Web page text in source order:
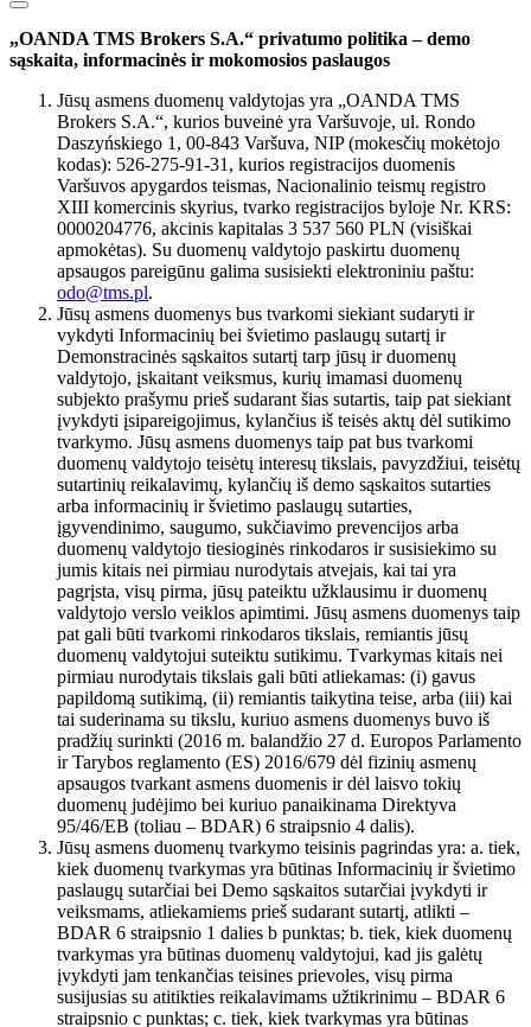
„OANDA TMS Brokers S.A.“ privatumo politika – demo
sąskaita, informacinės ir mokomosios paslaugos
Jūsų asmens duomenų valdytojas yra „OANDA TMS
Brokers S.A.“, kurios buveinė yra Varšuvoje, ul. Rondo
Daszyńskiego 1, 00-843 Varšuva, NIP (mokesčių mokėtojo
kodas): 526-275-91-31, kurios registracijos duomenis
Varšuvos apygardos teismas, Nacionalinio teismų registro
XIII komercinis skyrius, tvarko registracijos byloje Nr. KRS:
0000204776, akcinis kapitalas 3 537 560 PLN (visiškai
apmokėtas). Su duomenų valdytojo paskirtu duomenų
apsaugos pareigūnu galima susisiekti elektroniniu paštu:
odo@tms.pl.
Jūsų asmens duomenys bus tvarkomi siekiant sudaryti ir
vykdyti Informacinių bei švietimo paslaugų sutartį ir
Demonstracinės sąskaitos sutartį tarp jūsų ir duomenų
valdytojo, įskaitant veiksmus, kurių imamasi duomenų
subjekto prašymu prieš sudarant šias sutartis, taip pat siekiant
įvykdyti įsipareigojimus, kylančius iš teisės aktų dėl sutikimo
tvarkymo. Jūsų asmens duomenys taip pat bus tvarkomi
duomenų valdytojo teisėtų interesų tikslais, pavyzdžiui, teisėtų
sutartinių reikalavimų, kylančių iš demo sąskaitos sutarties
arba informacinių ir švietimo paslaugų sutarties,
įgyvendinimo, saugumo, sukčiavimo prevencijos arba
duomenų valdytojo tiesioginės rinkodaros ir susisiekimo su
jumis kitais nei pirmiau nurodytais atvejais, kai tai yra
pagrįsta, visų pirma, jūsų pateiktu užklausimu ir duomenų
valdytojo verslo veiklos apimtimi. Jūsų asmens duomenys taip
pat gali būti tvarkomi rinkodaros tikslais, remiantis jūsų
duomenų valdytojui suteiktu sutikimu. Tvarkymas kitais nei
pirmiau nurodytais tikslais gali būti atliekamas: (i) gavus
papildomą sutikimą, (ii) remiantis taikytina teise, arba (iii) kai
tai suderinama su tikslu, kuriuo asmens duomenys buvo iš
pradžių surinkti (2016 m. balandžio 27 d. Europos Parlamento
ir Tarybos reglamento (ES) 2016/679 dėl fizinių asmenų
apsaugos tvarkant asmens duomenis ir dėl laisvo tokių
duomenų judėjimo bei kuriuo panaikinama Direktyva
95/46/EB (toliau – BDAR) 6 straipsnio 4 dalis).
Jūsų asmens duomenų tvarkymo teisinis pagrindas yra: a. tiek,
kiek duomenų tvarkymas yra būtinas Informacinių ir švietimo
paslaugų sutarčiai bei Demo sąskaitos sutarčiai įvykdyti ir
veiksmams, atliekamiems prieš sudarant sutartį, atlikti –
BDAR 6 straipsnio 1 dalies b punktas; b. tiek, kiek duomenų
tvarkymas yra būtinas duomenų valdytojui, kad jis galėtų
įvykdyti jam tenkančias teisines prievoles, visų pirma
susijusias su atitikties reikalavimams užtikrinimu – BDAR 6
straipsnio c punktas; c. tiek, kiek tvarkymas yra būtinas